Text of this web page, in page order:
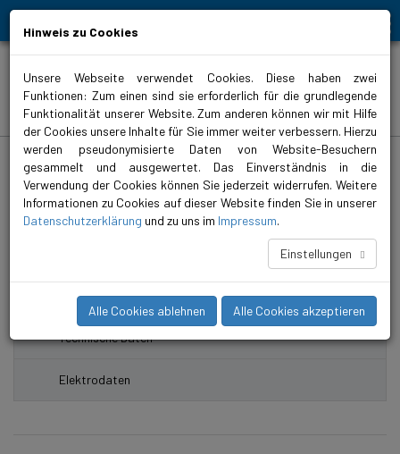
Produkte
biral.de > Produkte > Wasserversorgung > Druckerhöhungsanlagen > geregelt >
ComBo 4x HP-E 4-25-2/8
Druckerhöhungsanlagen mit vier mehrstufigen, vertikalen
Artikelnummer: 3208010402
Technische Daten
Elektrodaten
Hinweis zu Cookies
Unsere Webseite verwendet Cookies. Diese haben zwei
Funktionen: Zum einen sind sie erforderlich für die grundlegende
Funktionalität unserer Website. Zum anderen können wir mit Hilfe
der Cookies unsere Inhalte für Sie immer weiter verbessern. Hierzu
werden pseudonymisierte Daten von Website-Besuchern
gesammelt und ausgewertet. Das Einverständnis in die
Verwendung der Cookies können Sie jederzeit widerrufen. Weitere
Informationen zu Cookies auf dieser Website finden Sie in unserer
Datenschutzerklärung und zu uns im Impressum.
Einstellungen
Alle Cookies ablehnen Alle Cookies akzeptieren